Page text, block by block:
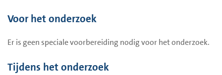
Voor het onderzoek
Er is geen speciale voorbereiding nodig voor het onderzoek.
Tijdens het onderzoek